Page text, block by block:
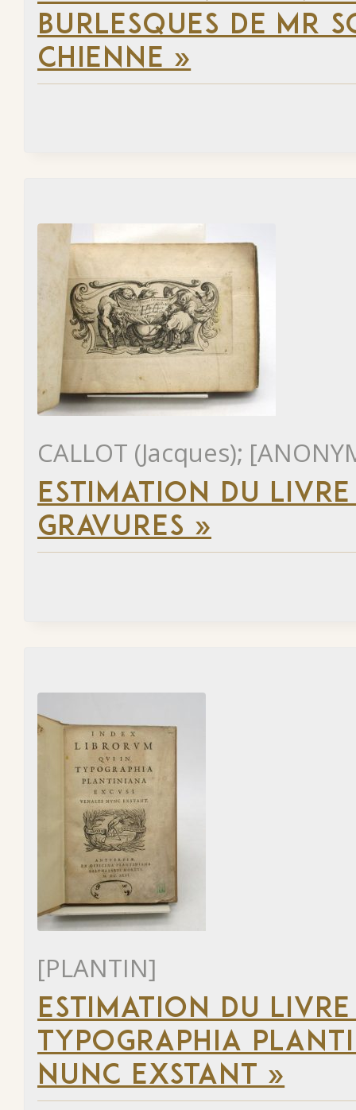
BURLESQUES DE MR
CHIENNE »
CALLOT (Jacques);
ESTIMATION DU
GRAVURES »
[PLANTIN]
ESTIMATION DU
TYPOGRAPHIA
NUNC EXSTANT »